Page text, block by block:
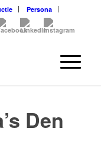
Persona
Den